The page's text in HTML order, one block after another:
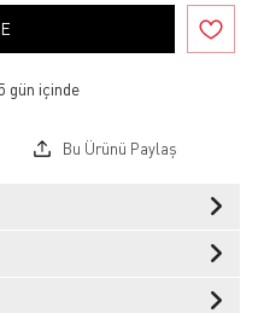
Bu Ürünü Paylaş